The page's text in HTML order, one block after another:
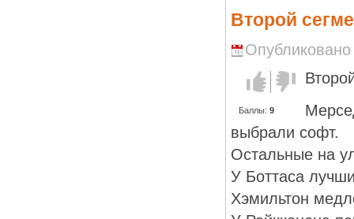
Второй
Голос за!Голос
против!
Баллы: 9
выбрали софт.
Остальные на
У Боттаса
Хэмильтон